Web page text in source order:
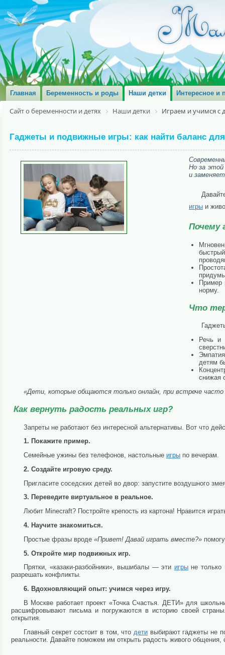
Главная Беременность и роды Наши детки Интересное и
Сайт о беременности и детях Наши детки Играем и учимся с
Гаджеты и подвижные игры: как найти баланс для
Но за
и
игры и
Почему
Пример
норму.
Что
Речь и
детям
снижая
«Дети, которые общаются только онлайн, при встрече часто
Как вернуть радость реальных игр?
Запреты не работают без интересной альтернативы. Вот что
1. Покажите пример.
Семейные ужины без телефонов, настольные игры по вечерам.
2. Создайте игровую среду.
Пригласите соседских детей во двор: запустите воздушного
3. Переведите виртуальное в реальное.
Любит Minecraft? Постройте крепость из картона! Нравится
4. Научите знакомиться.
Простые фразы вроде «Привет! Давай играть вместе?»
5. Откройте мир подвижных игр.
Прятки, «казаки-разбойники», вышибалы — эти игрыне только
разрешать конфликты.
6. Вдохновляющий опыт: учимся через игру.
В Москве работает проект «Точка Счастья. ДЕТИ» для
расшифровывают письма и погружаются в историю своей
открытия.
Главный секрет состоит в том, что дети выбирают гаджеты не
реальности. Давайте поможем им открыть радость живого